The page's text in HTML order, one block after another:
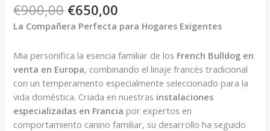
€900,00 El
precio
era:
€900,00.
€650,00
precio
actual
es:
€650,00.
La Compañera Perfecta para Hogares Exigentes
Mia personifica la esencia familiar de los French Bulldog en
venta en Europa, combinando el linaje francés tradicional
con un temperamento especialmente seleccionado para la
vida doméstica. Criada en nuestras instalaciones
especializadas en Francia por expertos en
comportamiento canino familiar, su desarrollo ha seguido